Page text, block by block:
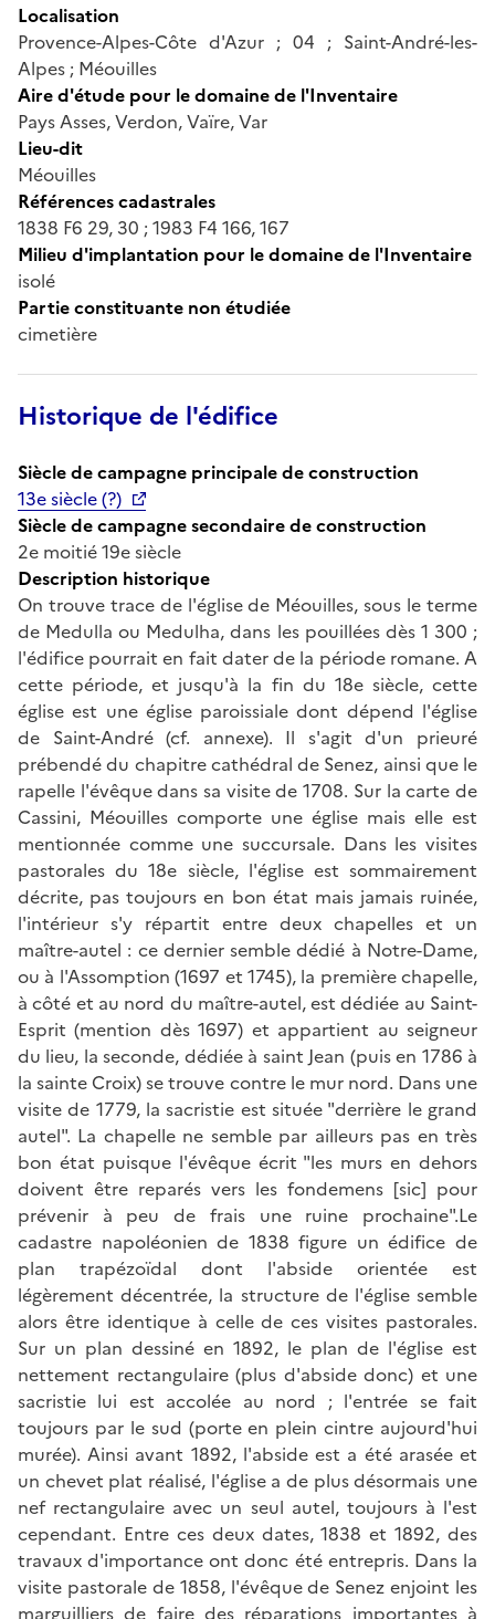
Localisation
Provence-Alpes-Côte d'Azur ; 04 ; Saint-André-les-
Alpes ; Méouilles
Aire d'étude pour le domaine de l'Inventaire
Pays Asses, Verdon, Vaïre, Var
Lieu-dit
Méouilles
Références cadastrales
1838 F6 29, 30 ; 1983 F4 166, 167
Milieu d'implantation pour le domaine de l'Inventaire
isolé
Partie constituante non étudiée
cimetière
Historique de l'édifice
Siècle de campagne principale de construction
13e siècle (?)
Siècle de campagne secondaire de construction
2e moitié 19e siècle
Description historique
On trouve trace de l'église de Méouilles, sous le terme
de Medulla ou Medulha, dans les pouillées dès 1 300 ;
l'édifice pourrait en fait dater de la période romane. A
cette période, et jusqu'à la fin du 18e siècle, cette
église est une église paroissiale dont dépend l'église
de Saint-André (cf. annexe). Il s'agit d'un prieuré
prébendé du chapitre cathédral de Senez, ainsi que le
rapelle l'évêque dans sa visite de 1708. Sur la carte de
Cassini, Méouilles comporte une église mais elle est
mentionnée comme une succursale. Dans les visites
pastorales du 18e siècle, l'église est sommairement
décrite, pas toujours en bon état mais jamais ruinée,
l'intérieur s'y répartit entre deux chapelles et un
maître-autel : ce dernier semble dédié à Notre-Dame,
ou à l'Assomption (1697 et 1745), la première chapelle,
à côté et au nord du maître-autel, est dédiée au Saint-
Esprit (mention dès 1697) et appartient au seigneur
du lieu, la seconde, dédiée à saint Jean (puis en 1786 à
la sainte Croix) se trouve contre le mur nord. Dans une
visite de 1779, la sacristie est située "derrière le grand
autel". La chapelle ne semble par ailleurs pas en très
bon état puisque l'évêque écrit "les murs en dehors
doivent être reparés vers les fondemens [sic] pour
prévenir à peu de frais une ruine prochaine".Le
cadastre napoléonien de 1838 figure un édifice de
plan trapézoïdal dont l'abside orientée est
légèrement décentrée, la structure de l'église semble
alors être identique à celle de ces visites pastorales.
Sur un plan dessiné en 1892, le plan de l'église est
nettement rectangulaire (plus d'abside donc) et une
sacristie lui est accolée au nord ; l'entrée se fait
toujours par le sud (porte en plein cintre aujourd'hui
murée). Ainsi avant 1892, l'abside est a été arasée et
un chevet plat réalisé, l'église a de plus désormais une
nef rectangulaire avec un seul autel, toujours à l'est
cependant. Entre ces deux dates, 1838 et 1892, des
travaux d'importance ont donc été entrepris. Dans la
visite pastorale de 1858, l'évêque de Senez enjoint les
marguilliers de faire des réparations importantes à